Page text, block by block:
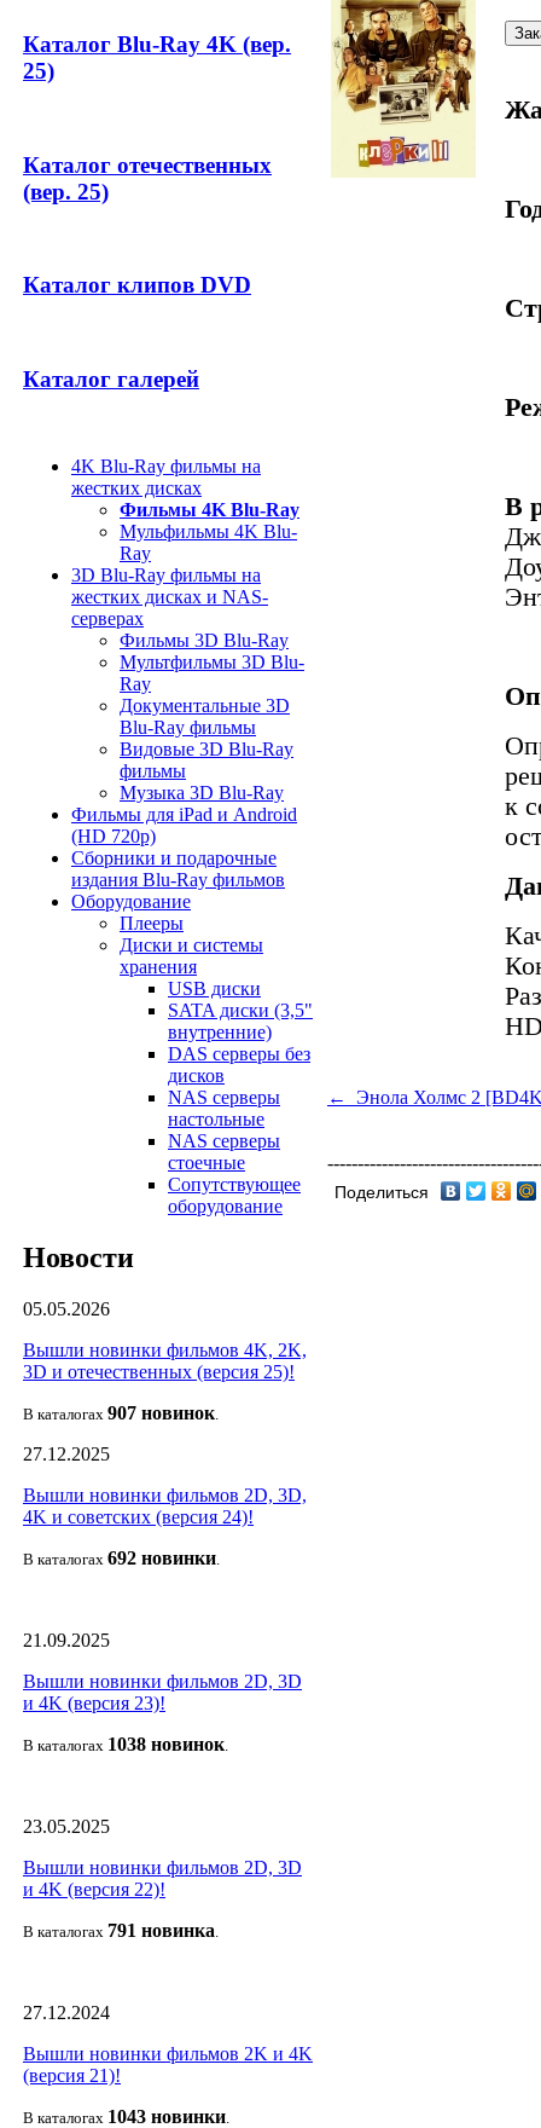
Каталог Blu-Ray 4K (вер.
25)
Каталог отечественных
(вер. 25)
Каталог клипов DVD
Каталог галерей
4K Blu-Ray фильмы на
жестких дисках
Фильмы 4K Blu-Ray
Мульфильмы 4K Blu-
Ray
3D Blu-Ray фильмы на
жестких дисках и NAS-
серверах
Фильмы 3D Blu-Ray
Мультфильмы 3D Blu-
Ray
Документальные 3D
Blu-Ray фильмы
Видовые 3D Blu-Ray
фильмы
Музыка 3D Blu-Ray
Фильмы для iPad и Android
(HD 720p)
Сборники и подарочные
издания Blu-Ray фильмов
Оборудование
Плееры
Диски и системы
хранения
USB диски
SATA диски (3,5"
внутренние)
DAS серверы без
дисков
NAS серверы
настольные
NAS серверы
стоечные
Сопутствующее
оборудование
Новости
05.05.2026
Вышли новинки фильмов 4K, 2K,
3D и отечественных (версия 25)!
В каталогах 907 новинок.
27.12.2025
Вышли новинки фильмов 2D, 3D,
4K и советских (версия 24)!
В каталогах 692 новинки.
21.09.2025
Вышли новинки фильмов 2D, 3D
и 4K (версия 23)!
В каталогах 1038 новинок.
23.05.2025
Вышли новинки фильмов 2D, 3D
и 4K (версия 22)!
В каталогах 791 новинка.
27.12.2024
Вышли новинки фильмов 2K и 4K
(версия 21)!
В каталогах 1043 новинки.
В
к
← Энола Холмс 2
Поделиться